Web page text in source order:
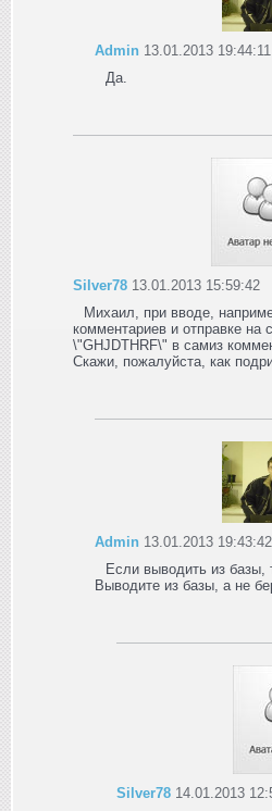
Admin 13.01.2013 19:44:11
Да.
Silver78 13.01.2013 15:59:42
Михаил, при вводе,
комментариев и отправке на
\"GHJDTHRF\" в самиз
Скажи, пожалуйста, как
Admin 13.01.2013 19:43:42
Если выводить из базы,
Выводите из базы, а не
Silver78 14.01.2013